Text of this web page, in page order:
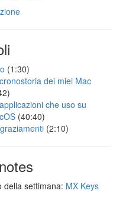
(1:30)
dei miei Mac
che uso su
(40:40)
(2:10)
della settimana: MX Keys